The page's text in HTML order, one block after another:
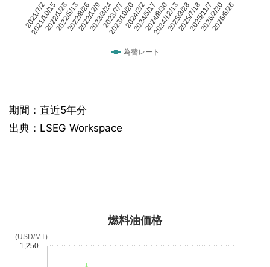
為替レート
2021/7/2 2025/3/28
2021/10/15
2022/1/28
2022/5/13
2022/8/26
2022/12/9
2023/3/242023/7/7
2023/10/202024/2/2
2024/5/17
2024/8/30
2024/12/132025/7/18
2025/11/7
2026/2/20
2026/6/26
期間：直近5年分
出典：LSEG Workspace
燃料油価格
1,250
(USD/MT)